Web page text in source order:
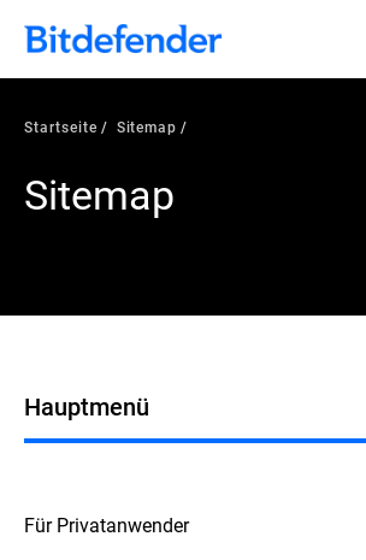
Startseite Sitemap
Sitemap
Hauptmenü
Für Privatanwender